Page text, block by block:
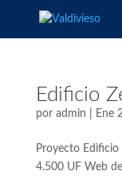
Edificio
por admin Ene
Proyecto
4.500 UF Web